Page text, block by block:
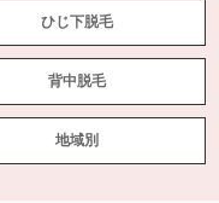
ひじ下脱毛
背中脱毛
地域別